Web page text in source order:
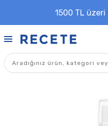
1500 TL üzeri